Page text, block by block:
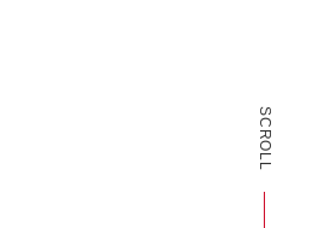
SCROLL